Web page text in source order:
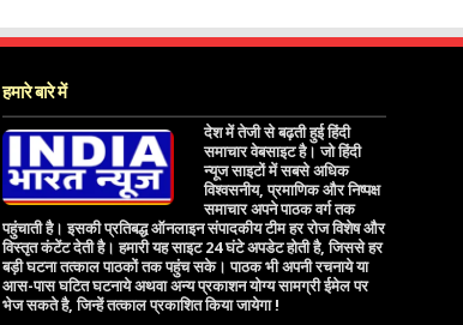
हमारे बारे में
देश में तेजी से बढ़ती हुई हिंदी
समाचार वेबसाइट है। जो हिंदी
न्यूज साइटों में सबसे अधिक
विश्वसनीय, प्रमाणिक और निष्पक्ष
समाचार अपने पाठक वर्ग तक
पहुंचाती है। इसकी प्रतिबद्ध ऑनलाइन संपादकीय टीम हर रोज विशेष और
विस्तृत कंटेंट देती है। हमारी यह साइट 24 घंटे अपडेट होती है, जिससे हर
बड़ी घटना तत्काल पाठकों तक पहुंच सके। पाठक भी अपनी रचनाये या
आस-पास घटित घटनाये अथवा अन्य प्रकाशन योग्य सामग्री ईमेल पर
भेज सकते है, जिन्हें तत्काल प्रकाशित किया जायेगा !